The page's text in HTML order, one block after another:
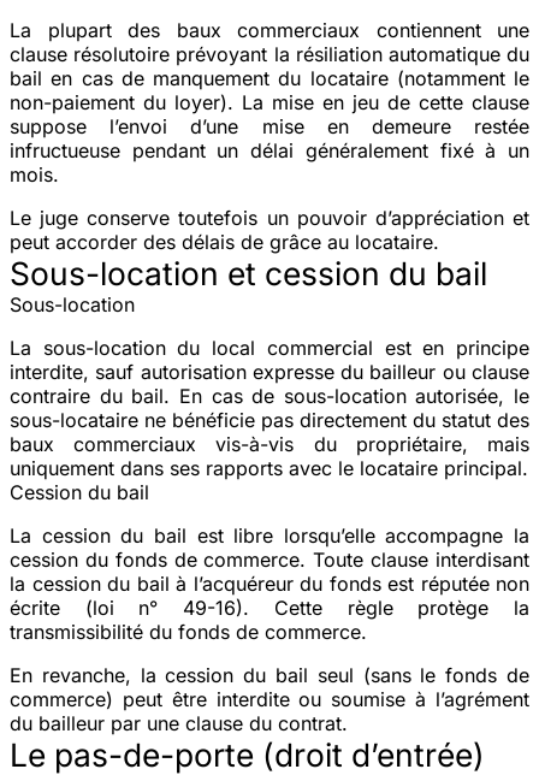
La plupart des baux commerciaux contiennent une
clause résolutoire prévoyant la résiliation automatique du
bail en cas de manquement du locataire (notamment le
non-paiement du loyer). La mise en jeu de cette clause
suppose l’envoi d’une mise en demeure restée
infructueuse pendant un délai généralement fixé à un
mois.
Le juge conserve toutefois un pouvoir d’appréciationet
peut accorder des délais de grâce au locataire.
Sous-location et cession du bail
Sous-location
La sous-locationdu local commercial est en principe
interdite, sauf autorisation expresse du bailleur ou clause
contraire du bail. En cas de sous-location autorisée, le
sous-locataire ne bénéficie pas directement du statut des
baux commerciaux vis-à-vis du propriétaire, mais
uniquement dans ses rapports avec le locataire principal.
Cession du bail
La cession du bail est libre lorsqu’elle accompagne la
cession du fonds de commerce. Toute clause interdisant
la cession du bail à l’acquéreur du fonds est réputée non
écrite (loi n° 49-16). Cette règle protège la
transmissibilité du fonds de commerce.
En revanche, la cession du bail seul (sans le fonds de
commerce) peut être interdite ou soumise à l’agrément
du bailleur par une clause du contrat.
Le pas-de-porte (droit d’entrée)